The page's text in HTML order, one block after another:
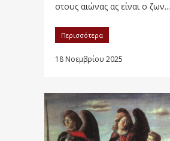
στους αιώνας ας είναι ο ζων...
Περισσότερα
18 Νοεμβρίου 2025